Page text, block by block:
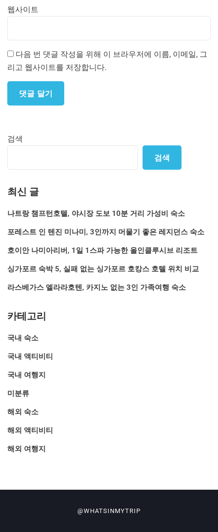
웹사이트
다음 번 댓글 작성을 위해 이 브라우저에 이름, 이메일, 그
리고 웹사이트를 저장합니다.
검색
검색
최신 글
나트랑 챔프턴호텔, 야시장 도보 10분 거리 가성비 숙소
포레스트 인 텐진 미나미, 3인까지 머물기 좋은 레지던스 숙소
호이안 나미아리버, 1일 1스파 가능한 올인클루시브 리조트
싱가포르 숙박 5, 실패 없는 싱가포르 호캉스 호텔 위치 비교
라스베가스 엘라라호텐, 카지노 없는 3인 가족여행 숙소
카테고리
국내 숙소
국내 액티비티
국내 여행지
미분류
해외 숙소
해외 액티비티
해외 여행지
@WHATSINMYTRIP